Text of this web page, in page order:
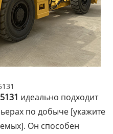
идеально подходит
по добыче [укажите
Он способен